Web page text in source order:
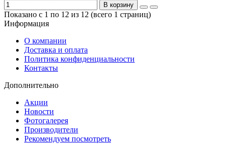
В корзину
Показано с 1 по 12 из 12 (всего 1 страниц)
Информация
О компании
Доставка и оплата
Политика конфиденциальности
Контакты
Дополнительно
Акции
Новости
Фотогалерея
Производители
Рекомендуем посмотреть